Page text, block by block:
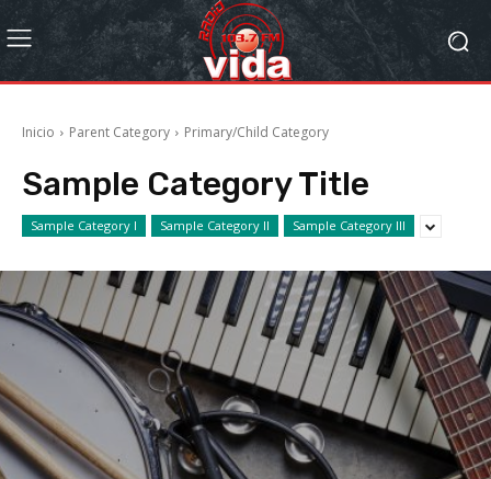
Inicio Parent Category Primary/Child Category
Sample Category Title
Sample Category I Sample Category II Sample Category III